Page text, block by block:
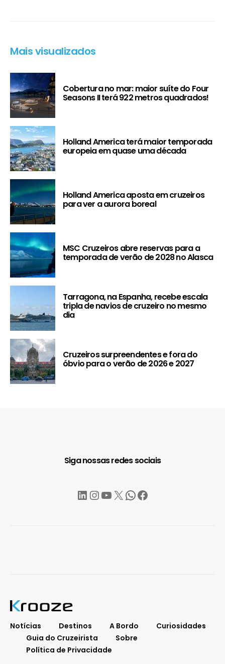
Mais visualizados
Cobertura no mar: maior suíte do Four
Seasons II terá 922 metros quadrados!
Holland America terá maior temporada
europeia em quase uma década
Holland America aposta em cruzeiros
para ver a aurora boreal
MSC Cruzeiros abre reservas para a
temporada de verão de 2028 no Alasca
Tarragona, na Espanha, recebe escala
tripla de navios de cruzeiro no mesmo
dia
Cruzeiros surpreendentes e fora do
óbvio para o verão de 2026 e 2027
Siga nossas redes sociais
LinkedIn
Instagram
YouTube
X WhatsApp
Facebook
Notícias Destinos A Bordo
Curiosidades
Guia do Cruzeirista
Sobre
Política de Privacidade